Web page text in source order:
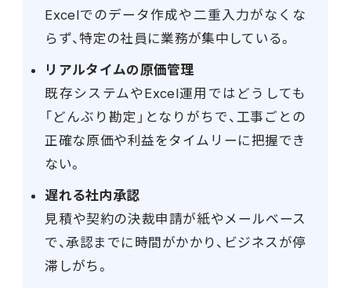
Excelでのデータ作成や二重入力がなくな
らず、特定の社員に業務が集中している。
リアルタイムの原価管理
既存システムやExcel運用ではどうしても
「どんぶり勘定」となりがちで、工事ごとの
正確な原価や利益をタイムリーに把握でき
ない。
遅れる社内承認
見積や契約の決裁申請が紙やメールベース
で、承認までに時間がかかり、ビジネスが停
滞しがち。